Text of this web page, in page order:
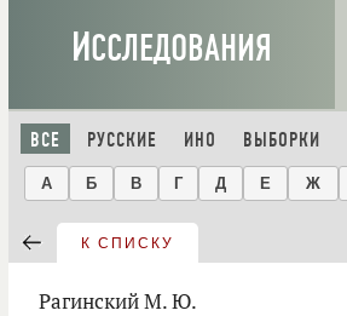
ИССЛЕДОВАНИЯ
ВСЕ РУССКИЕ ИНО ВЫБОРКИ
А Б В Г Д Е Ж
К СПИСКУ
Рагинский М. Ю.